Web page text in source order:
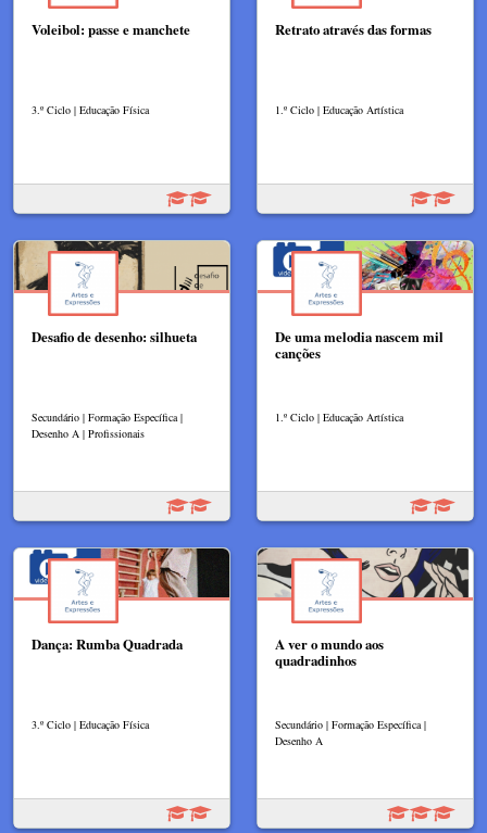
Voleibol: passe e manchete
3.º Ciclo | Educação Física
Retrato através das formas
1.º Ciclo | Educação Artística
Desafio de desenho: silhueta
Secundário | Formação Específica |
Desenho A | Profissionais
De uma melodia nascem mil
canções
1.º Ciclo | Educação Artística
Dança: Rumba Quadrada
3.º Ciclo | Educação Física
A ver o mundo aos
quadradinhos
Secundário | Formação Específica |
Desenho A